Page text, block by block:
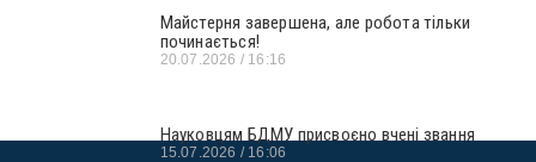
Майстерня завершена, але робота тільки
починається!
20.07.2026 16:16
Науковцям БДМУ присвоєно вчені звання
15.07.2026 16:06